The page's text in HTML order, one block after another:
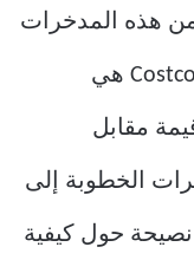
من هذه المدخرات
التي تتجاوز بكثير تكلفة العضوية. Costco هي
مقابل
الخطوبة إلى
حول كيفية